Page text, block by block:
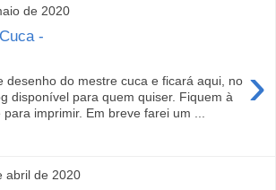
de 2020
-
›
desenho do mestre cuca e ficará aqui, no
disponível para quem quiser. Fiquem à
imprimir. Em breve farei um ...
abril de 2020